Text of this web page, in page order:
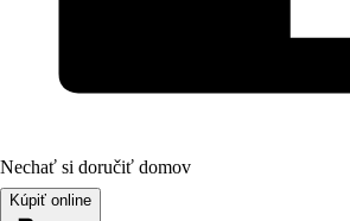
Nechať si doručiť domov
Kúpiť online